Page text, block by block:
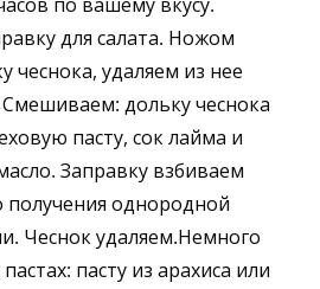
для салата. Ножом
чеснока, удаляем из нее
дольку чеснока
пасту, сок лайма и
Заправку взбиваем
получения однородной
Чеснок удаляем.Немного
пасту из арахиса или